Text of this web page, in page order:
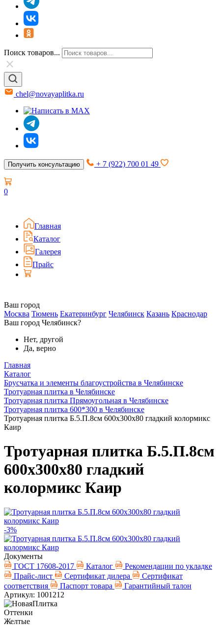
Поиск товаров...
chel@novayaplitka.ru
Получить консультацию + 7 (922) 700 01 49
0
Главная
Каталог
Галерея
Прайс
Ваш город
Москва Тюмень Екатеринбург Челябинск Казань Краснодар
Ваш город Челябинск?
Нет, другой
Да, верно
Главная
Каталог
Брусчатка и элементы благоустройства в Челябинске
Тротуарная плитка в Челябинске
Тротуарная плитка Прямоугольная в Челябинске
Тротуарная плитка 600*300 в Челябинске
Тротуарная плитка Б.5.П.8см 600х300х80 гладкий колормикс
Каир
Тротуарная плитка Б.5.П.8см
600х300х80 гладкий
колормикс Каир
-3%
Документы
ГОСТ 17608-2017
Каталог
Рекомендации по укладке
Прайс-лист
Сертификат дилера
Сертификат
соответствия
Паспорт товара
Гарантийный талон
Артикул: 1001212
Оттенки
Желтые